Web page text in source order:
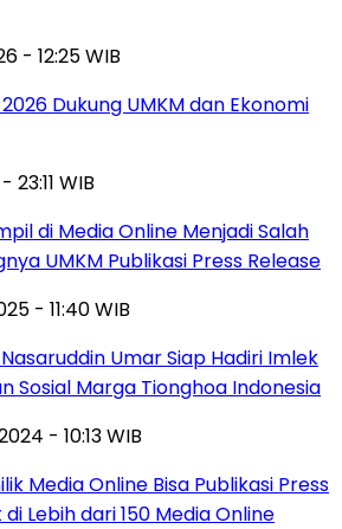
- 12:25 WIB
Dukung UMKM dan Ekonomi
WIB
di Media Online Menjadi Salah
UMKM Publikasi Press Release
- 11:40 WIB
Umar Siap Hadiri Imlek
Sosial Marga Tionghoa Indonesia
- 10:13 WIB
Media Online Bisa Publikasi Press
Lebih dari 150 Media Online